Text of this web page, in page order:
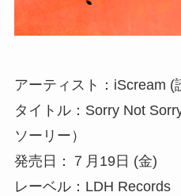
アーティスト：iScream (
タイトル：Sorry Not
ソーリー）
発売日：７月19日 (金)
レーベル：LDH Records